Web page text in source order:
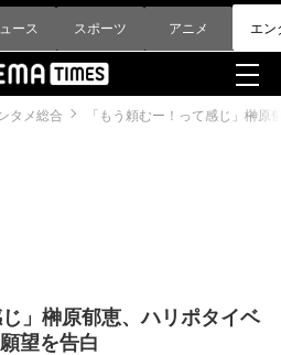
ース スポーツ アニメ エン
タメ総合 「もう頼むー！って感じ」榊
じ」榊原郁恵、ハリポタイベ
望を告白